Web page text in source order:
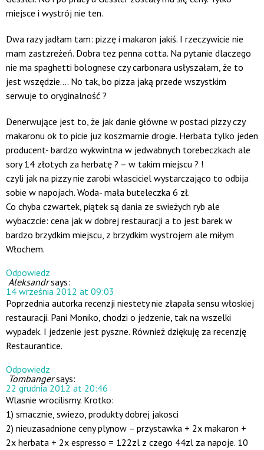
miejsce i wystrój nie ten.
Dwa razy jadłam tam: pizzę i makaron jakiś. I rzeczywicie nie
mam zastzreżeń. Dobra tez penna cotta. Na pytanie dlaczego
nie ma spaghetti bolognese czy carbonara usłyszałam, że to
jest wszędzie…. No tak, bo pizza jaką przede wszystkim
serwuje to oryginalność ?
Denerwujące jest to, że jak danie główne w postaci pizzy czy
makaronu ok to picie juz koszmarnie drogie. Herbata tylko jeden
producent- bardzo wykwintna w jedwabnych torebeczkach ale
sory 14 złotych za herbatę ? – w takim miejscu ? !
czyli jak na pizzy nie zarobi własciciel wystarczająco to odbija
sobie w napojach. Woda- mała buteleczka 6 zł.
Co chyba czwartek, piątek są dania ze swieżych ryb ale
wybaczcie: cena jak w dobrej restauracji a to jest barek w
bardzo brzydkim miejscu, z brzydkim wystrojem ale miłym
Włochem.
Odpowiedz
Aleksandr says:
14 września 2012 at 09:03
Poprzednia autorka recenzji niestety nie złapała sensu włoskiej
restauracji. Pani Moniko, chodzi o jedzenie, tak na wszelki
wypadek. I jedzenie jest pyszne. Również dziękuję za recenzję
Restaurantice.
Odpowiedz
Tombanger says:
22 grudnia 2012 at 20:46
Wlasnie wrocilismy. Krotko:
1) smacznie, swiezo, produkty dobrej jakosci
2) nieuzasadnione ceny plynow – przystawka + 2x makaron +
2x herbata + 2x espresso = 122zl z czego 44zl za napoje. 10